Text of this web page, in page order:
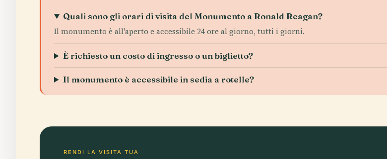
Quali sono gli orari di visita del Monumento a Ronald Reagan?
Il monumento è all'aperto e accessibile 24 ore al giorno, tutti i giorni.
È richiesto un costo di ingresso o un biglietto?
Il monumento è accessibile in sedia a rotelle?
RENDI LA VISITA TUA